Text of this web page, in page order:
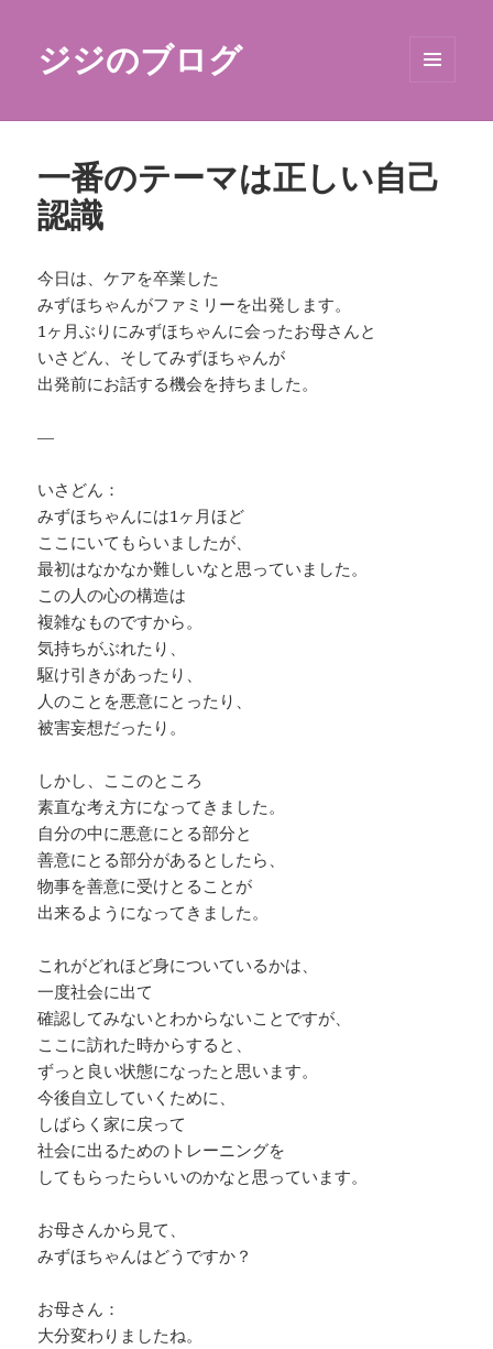
ジジのブログ
一番のテーマは正しい自己
認識
今日は、ケアを卒業した
みずほちゃんがファミリーを出発します。
1ヶ月ぶりにみずほちゃんに会ったお母さんと
いさどん、そしてみずほちゃんが
出発前にお話する機会を持ちました。
—
いさどん：
みずほちゃんには1ヶ月ほど
ここにいてもらいましたが、
最初はなかなか難しいなと思っていました。
この人の心の構造は
複雑なものですから。
気持ちがぶれたり、
駆け引きがあったり、
人のことを悪意にとったり、
被害妄想だったり。
しかし、ここのところ
素直な考え方になってきました。
自分の中に悪意にとる部分と
善意にとる部分があるとしたら、
物事を善意に受けとることが
出来るようになってきました。
これがどれほど身についているかは、
一度社会に出て
確認してみないとわからないことですが、
ここに訪れた時からすると、
ずっと良い状態になったと思います。
今後自立していくために、
しばらく家に戻って
社会に出るためのトレーニングを
してもらったらいいのかなと思っています。
お母さんから見て、
みずほちゃんはどうですか？
お母さん：
大分変わりましたね。